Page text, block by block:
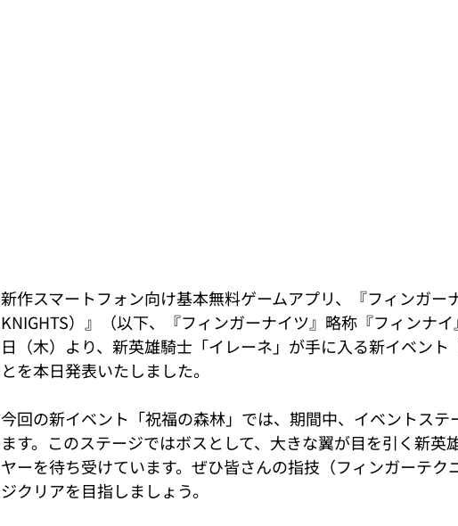
新作スマートフォン向け基本無料ゲームアプリ、『フィンガー
KNIGHTS）』（以下、『フィンガーナイツ』略称『フィンナ
日（木）より、新英雄騎士「イレーネ」が手に入る新イベント
とを本日発表いたしました。
今回の新イベント「祝福の森林」では、期間中、イベントステ
ます。このステージではボスとして、大きな翼が目を引く新英
ヤーを待ち受けています。ぜひ皆さんの指技（フィンガーテク
ジクリアを目指しましょう。